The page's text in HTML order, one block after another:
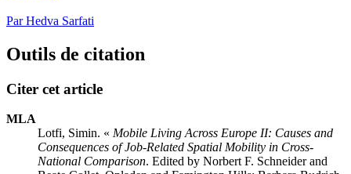
Par Hedva Sarfati
Outils de citation
Citer cet article
MLA
Lotfi, Simin. « Mobile Living Across Europe II: Causes and
Consequences of Job-Related Spatial Mobility in Cross-
National Comparison. Edited by Norbert F. Schneider and